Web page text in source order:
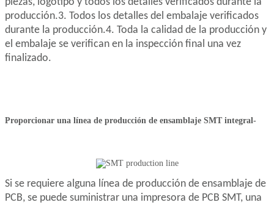
producción.3. Todos los detalles del embalaje verificados
durante la producción.4. Toda la calidad de la producción y
el embalaje se verifican en la inspección final una vez
finalizado.
Proporcionar una línea de producción de ensamblaje SMT integral-
Si se requiere alguna línea de producción de ensamblaje de
PCB, se puede suministrar una impresora de PCB SMT, una